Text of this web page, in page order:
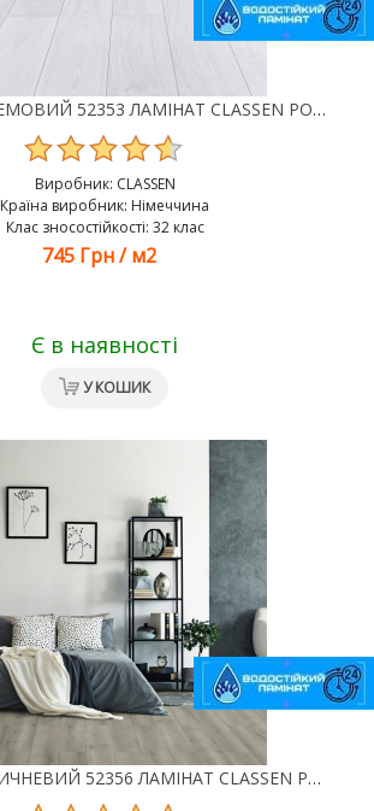
ДУБ БІЛИЙ КРЕМОВИЙ 52353 ЛАМІНАТ CLASSEN POOL WR
Виробник: CLASSEN
Країна виробник: Німеччина
Клас зносостійкості: 32 клас
745 Грн /м2
Є в наявності
У КОШИК
ДУБ СІРО-КОРИЧНЕВИЙ 52356 ЛАМІНАТ CLASSEN POOL WR